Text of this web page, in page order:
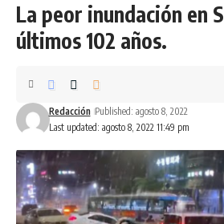
La peor inundación en
últimos 102 años.
Last updated: agosto 8, 2022 11:49 pm
Redacción Published: agosto 8, 2022